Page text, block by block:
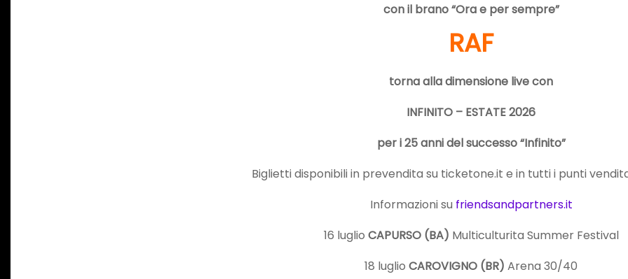
con il brano “Ora e per sempre”
RAF
torna alla dimensione live con
INFINITO – ESTATE 2026
per i 25 anni del successo “Infinito”
Biglietti disponibili in prevendita su ticketone.it e in tutti i punti
Informazioni su friendsandpartners.it
16 luglio CAPURSO (BA) Multiculturita Summer Festival
18 luglio CAROVIGNO (BR) Arena 30/40